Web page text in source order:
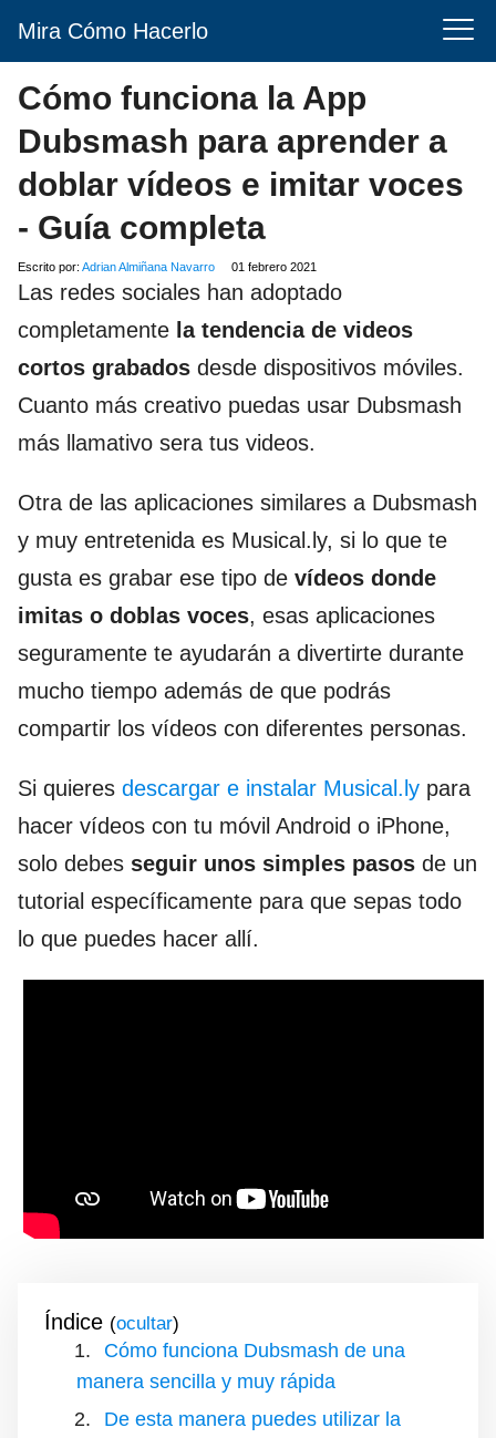
Mira Cómo Hacerlo
Cómo funciona la App
Dubsmash para aprender a
doblar vídeos e imitar voces
- Guía completa
Escrito por: Adrian Almiñana Navarro 01 febrero 2021
Las redes sociales han adoptado
completamente la tendencia de videos
cortos grabados desde dispositivos móviles.
Cuanto más creativo puedas usar Dubsmash
más llamativo sera tus videos.
Otra de las aplicaciones similares a Dubsmash
y muy entretenida es Musical.ly, si lo que te
gusta es grabar ese tipo de vídeos donde
imitas o doblas voces, esas aplicaciones
seguramente te ayudarán a divertirte durante
mucho tiempo además de que podrás
compartir los vídeos con diferentes personas.
Si quieres descargar e instalar Musical.ly para
hacer vídeos con tu móvil Android o iPhone,
solo debes seguir unos simples pasos de un
tutorial específicamente para que sepas todo
lo que puedes hacer allí.
Índice ( )
Cómo funciona Dubsmash de una
manera sencilla y muy rápida
De esta manera puedes utilizar la